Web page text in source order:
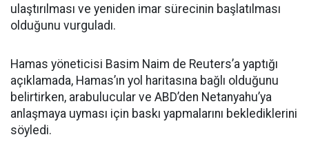
ulaştırılması ve yeniden imar sürecinin başlatılması
olduğunu vurguladı.
Hamas yöneticisi Basim Naim de Reuters’a yaptığı
açıklamada, Hamas’ın yol haritasına bağlı olduğunu
belirtirken, arabulucular ve ABD’den Netanyahu’ya
anlaşmaya uyması için baskı yapmalarını beklediklerini
söyledi.